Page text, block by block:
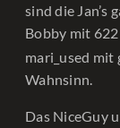
sind die Jan’s
Bobby mit
mari_used mit
Wahnsinn.
Das NiceGuy